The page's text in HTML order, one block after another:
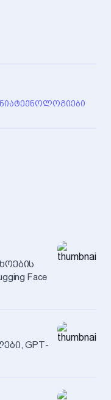
ᲢᲔᲥᲜᲝᲚᲝᲒᲘᲔᲑᲘ
Face
GPT-